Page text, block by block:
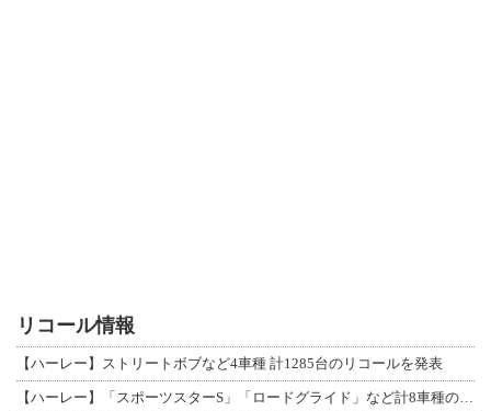
リコール情報
【ハーレー】ストリートボブなど4車種 計1285台のリコールを発表